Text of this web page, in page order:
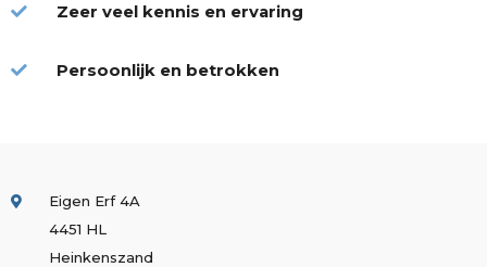
Zeer veel kennis en ervaring
Persoonlijk en betrokken
Eigen Erf 4A
4451 HL
Heinkenszand